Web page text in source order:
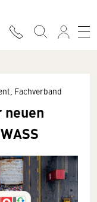
Fachverband
neuen